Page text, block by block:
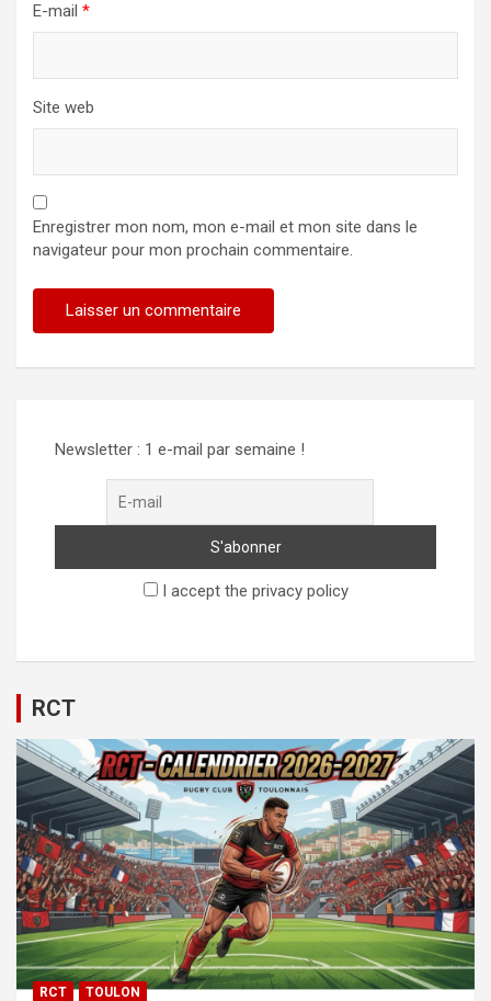
E-mail *
Site web
Enregistrer mon nom, mon e-mail et mon site dans le
navigateur pour mon prochain commentaire.
Newsletter : 1 e-mail par semaine !
I accept the privacy policy
RCT
RCT TOULON